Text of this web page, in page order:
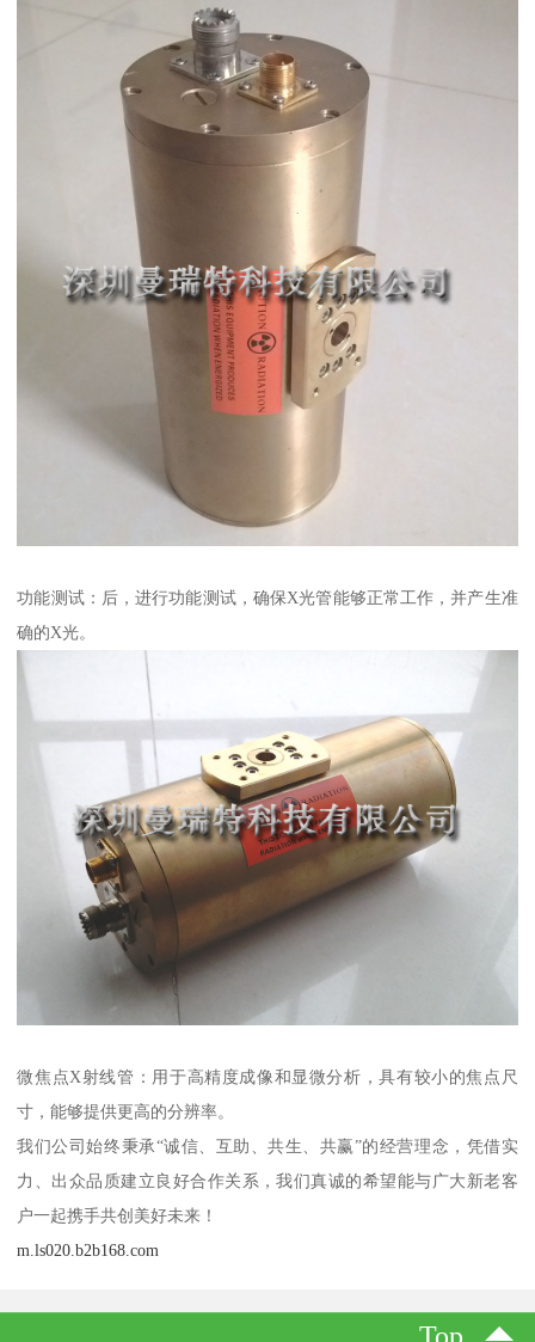
功能测试：后，进行功能测试，确保X光管能够正常工作，并产生准
确的X光。
微焦点X射线管：用于高精度成像和显微分析，具有较小的焦点尺
寸，能够提供更高的分辨率。
我们公司始终秉承“诚信、互助、共生、共赢”的经营理念，凭借实
力、出众品质建立良好合作关系，我们真诚的希望能与广大新老客
户一起携手共创美好未来！
m.ls020.b2b168.com